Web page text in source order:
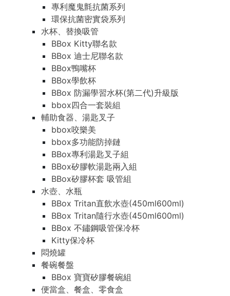
專利魔鬼氈抗菌系列
環保抗菌密實袋系列
水杯、替換吸管
BBox Kitty聯名款
BBox 迪士尼聯名款
BBox鴨嘴杯
BBox學飲杯
BBox 防漏學習水杯(第二代)升級版
bbox四合一套裝組
輔助食器、湯匙叉子
bbox咬樂美
bbox多功能防掉鏈
BBox專利湯匙叉子組
BBox矽膠軟湯匙兩入組
BBox矽膠杯套 吸管組
水壺、水瓶
BBox Tritan直飲水壺(450ml600ml)
BBox Tritan隨行水壺(450ml600ml)
BBox 不鏽鋼吸管保冷杯
Kitty保冷杯
悶燒罐
餐碗餐盤
BBox 寶寶矽膠餐碗組
便當盒、餐盒、零食盒